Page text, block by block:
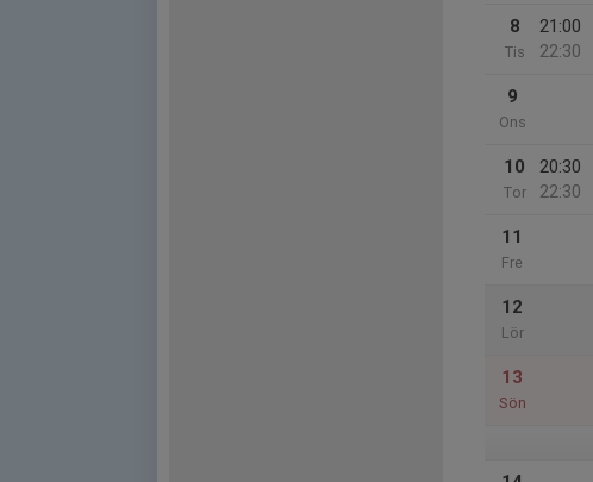
8
Tis
21:00
22:30
9
Ons
10
Tor
20:30
22:30
11
Fre
12
Lör
13
Sön